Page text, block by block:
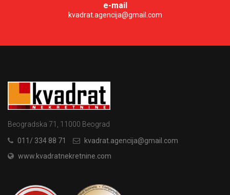
e-mail
kvadrat.agencija@gmail.com
Beogradska 71, 11000 Beograd
011/ 334 88 71
kvadrat.agencija@gmail.com
www.kvadratnekretnine.com